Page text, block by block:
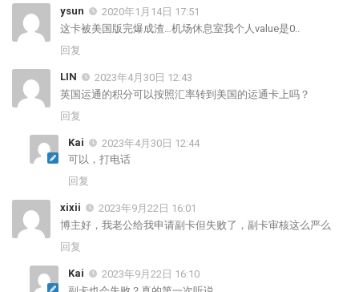
ysun
2020年1月14日 17:51
这卡被美国版完爆成渣…机场休息室我个人value是0..
回复
LIN
2023年4月30日 12:43
英国运通的积分可以按照汇率转到美国的运通卡上吗？
回复
Kai
2023年4月30日 12:44
可以，打电话
回复
xixii
2023年9月22日 16:01
博主好，我老公给我申请副卡但失败了，副卡审核这么严么
回复
Kai
2023年9月22日 16:10